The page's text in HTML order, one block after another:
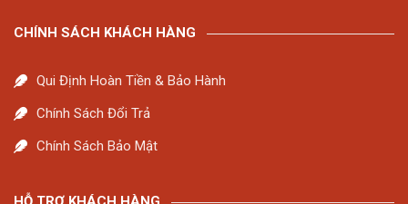
CHÍNH SÁCH KHÁCH HÀNG
Qui Định Hoàn Tiền & Bảo Hành
Chính Sách Đổi Trả
Chính Sách Bảo Mật